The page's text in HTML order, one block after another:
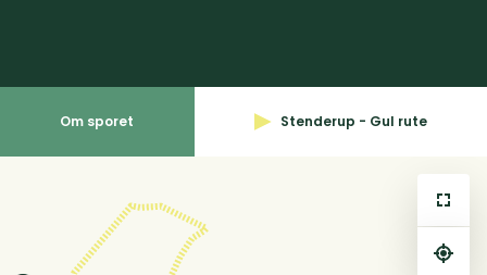
Om sporet Stenderup - Gul rute
⤢